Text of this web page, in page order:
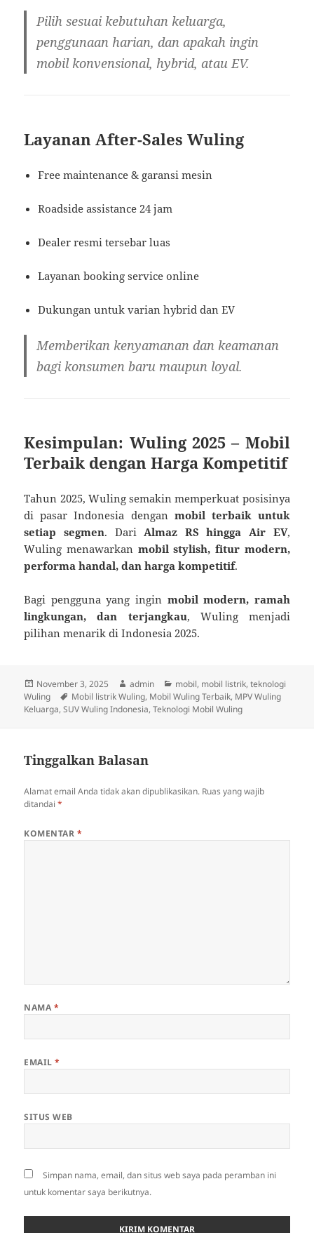
Pilih sesuai kebutuhan keluarga,
penggunaan harian, dan apakah ingin
mobil konvensional, hybrid, atau EV.
Layanan After-Sales Wuling
Free maintenance & garansi mesin
Roadside assistance 24 jam
Dealer resmi tersebar luas
Layanan booking service online
Dukungan untuk varian hybrid dan EV
Memberikan kenyamanan dan keamanan
bagi konsumen baru maupun loyal.
Kesimpulan: Wuling 2025 – Mobil
Terbaik dengan Harga Kompetitif
Tahun 2025, Wuling semakin memperkuat posisinya
di pasar Indonesia dengan mobil terbaik untuk
setiap segmen. Dari Almaz RS hingga Air EV,
Wuling menawarkan mobil stylish, fitur modern,
performa handal, dan harga kompetitif.
Bagi pengguna yang ingin mobil modern, ramah
lingkungan, dan terjangkau, Wuling menjadi
pilihan menarik di Indonesia 2025.
Diposkan
pada
November 3, 2025 Penulis
admin Kategori
mobil, mobil listrik,teknologi
Wuling
Tag
Mobil listrik Wuling, Mobil Wuling Terbaik, MPV Wuling
Keluarga,SUV Wuling Indonesia,Teknologi Mobil Wuling
Tinggalkan Balasan
Alamat email Anda tidak akan dipublikasikan. Ruas yang wajib
ditandai*
KOMENTAR *
NAMA *
EMAIL*
SITUS WEB
Simpan nama, email, dan situs web saya pada peramban ini
untuk komentar saya berikutnya.